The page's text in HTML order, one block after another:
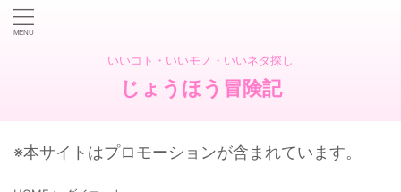
いいコト・いいモノ・いいネタ探し
じょうほう冒険記
※本サイトはプロモーションが含まれています。